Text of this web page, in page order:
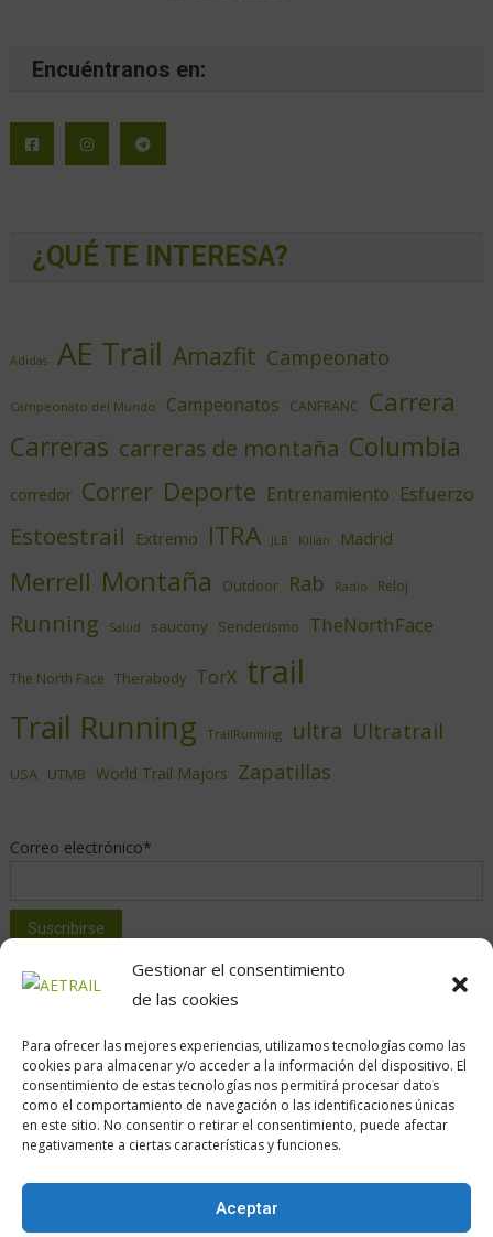
Gestionar el consentimiento
de las cookies
Para ofrecer las mejores experiencias, utilizamos tecnologías como las
cookies para almacenar y/o acceder a la información del dispositivo. El
consentimiento de estas tecnologías nos permitirá procesar datos
como el comportamiento de navegación o las identificaciones únicas
en este sitio. No consentir o retirar el consentimiento, puede afectar
negativamente a ciertas características y funciones.
Aceptar
Encuéntranos en:
¿QUÉ TE INTERESA?
Adidas AE Trail Amazfit Campeonato
Campeonato del Mundo Campeonatos CANFRANC
Carrera
Carreras carreras de montaña Columbia
corredor Correr Deporte Entrenamiento Esfuerzo
Estoestrail Extremo ITRA JLB Kilian Madrid
Merrell Montaña Outdoor Rab Radio Reloj
Running Salud saucony Senderismo TheNorthFace
The North Face Therabody TorX trail
Trail Running TrailRunning ultra Ultratrail
USA UTMB World Trail Majors Zapatillas
Correo electrónico*
Calle Daoiz, 12, Madrid